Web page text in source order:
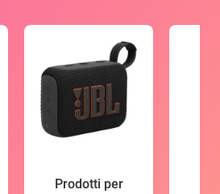
Prodotti per